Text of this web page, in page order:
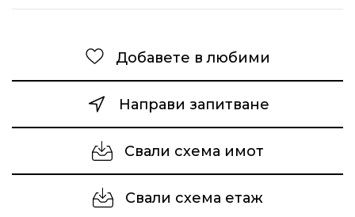
Добавете в любими
Направи запитване
Свали схема имот
Свали схема етаж